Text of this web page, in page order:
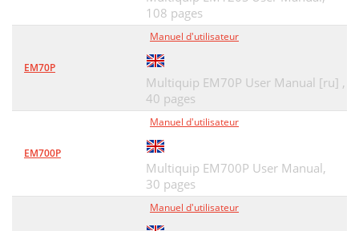
108 pages
EM70P
Manuel d'utilisateur
Multiquip EM70P User Manual [ru] ,
40 pages
EM700P
Manuel d'utilisateur
Multiquip EM700P User Manual,
30 pages
Manuel d'utilisateur